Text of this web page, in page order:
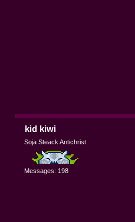
kid kiwi
Soja Steack Antichrist
Messages: 198